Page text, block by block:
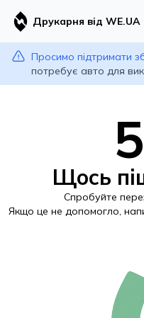
Друкарня від WE.UA
Просимо підтримати
потребує авто для
Щось
Спробуйте
Якщо це не допомогло,